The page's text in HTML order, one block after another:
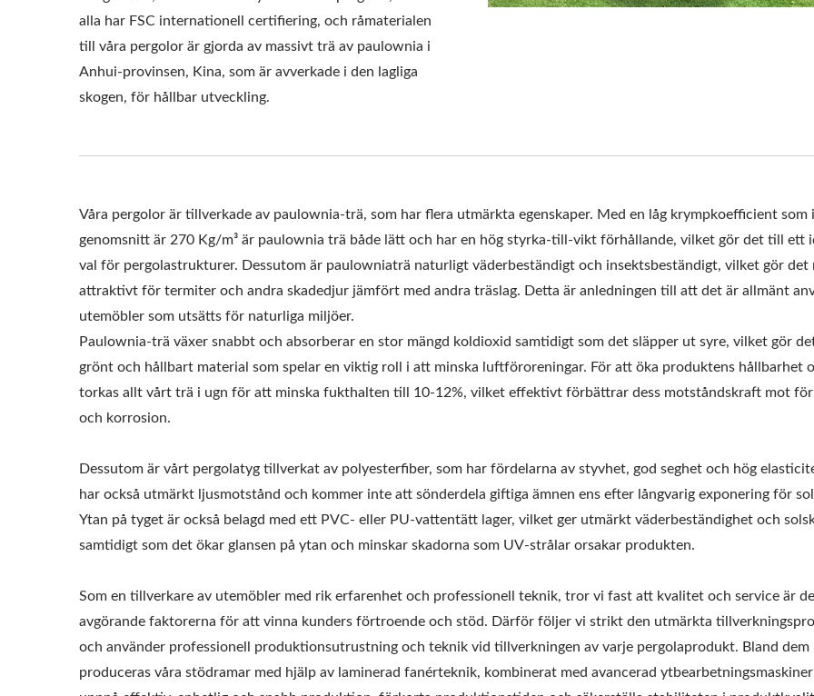
alla har FSC internationell certifiering, och råmaterialen
till våra pergolor är gjorda av massivt trä av paulownia i
Anhui-provinsen, Kina, som är avverkade i den lagliga
skogen, för hållbar utveckling.
Våra pergolor är tillverkade av paulownia-trä, som har flera utmärkta egenskaper. Med en låg krympkoefficient som i
genomsnitt är 270 Kg/m³ är paulownia trä både lätt och har en hög styrka-till-vikt förhållande, vilket gör det till ett
val för pergolastrukturer. Dessutom är paulowniaträ naturligt väderbeständigt och insektsbeständigt, vilket gör det
attraktivt för termiter och andra skadedjur jämfört med andra träslag. Detta är anledningen till att det är allmänt
utemöbler som utsätts för naturliga miljöer.
Paulownia-trä växer snabbt och absorberar en stor mängd koldioxid samtidigt som det släpper ut syre, vilket gör
grönt och hållbart material som spelar en viktig roll i att minska luftföroreningar. För att öka produktens hållbarhet
torkas allt vårt trä i ugn för att minska fukthalten till 10-12%, vilket effektivt förbättrar dess motståndskraft mot
och korrosion.
Dessutom är vårt pergolatyg tillverkat av polyesterfiber, som har fördelarna av styvhet, god seghet och hög
har också utmärkt ljusmotstånd och kommer inte att sönderdela giftiga ämnen ens efter långvarig exponering för
Ytan på tyget är också belagd med ett PVC- eller PU-vattentätt lager, vilket ger utmärkt väderbeständighet och
samtidigt som det ökar glansen på ytan och minskar skadorna som UV-strålar orsakar produkten.
Som en tillverkare av utemöbler med rik erfarenhet och professionell teknik, tror vi fast att kvalitet och service är de
avgörande faktorerna för att vinna kunders förtroende och stöd. Därför följer vi strikt den utmärkta
och använder professionell produktionsutrustning och teknik vid tillverkningen av varje pergolaprodukt. Bland dem
produceras våra stödramar med hjälp av laminerad fanérteknik, kombinerat med avancerad